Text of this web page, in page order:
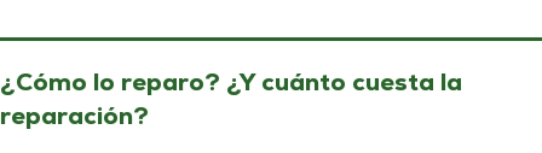
¿Cómo lo reparo? ¿Y cuánto cuesta la
reparación?